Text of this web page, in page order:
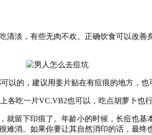
淡，有些无肉不欢。正确饮食可以改
以的，建议用姜片贴在有痘痕的地方，也
各吃一片VC.VB2也可以，吃点胡萝卜也行
留下印痕了。年龄小的时候，长痘也
消。如果你要让其自然消印的话，最